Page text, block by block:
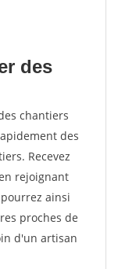
des
chantiers
des
Recevez
rejoignant
ainsi
proches de
d'un artisan